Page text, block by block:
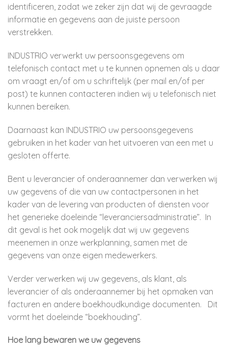
identificeren, zodat we zeker zijn dat wij de gevraagde
informatie en gegevens aan de juiste persoon
verstrekken.
INDUSTRIO verwerkt uw persoonsgegevens om
telefonisch contact met u te kunnen opnemen als u daar
om vraagt en/of om u schriftelijk (per mail en/of per
post) te kunnen contacteren indien wij u telefonisch niet
kunnen bereiken.
Daarnaast kan INDUSTRIO uw persoonsgegevens
gebruiken in het kader van het uitvoeren van een met u
gesloten offerte.
Bent u leverancier of onderaannemer dan verwerken wij
uw gegevens of die van uw contactpersonen in het
kader van de levering van producten of diensten voor
het generieke doeleinde “leveranciersadministratie”. In
dit geval is het ook mogelijk dat wij uw gegevens
meenemen in onze werkplanning, samen met de
gegevens van onze eigen medewerkers.
Verder verwerken wij uw gegevens, als klant, als
leverancier of als onderaannemer bij het opmaken van
facturen en andere boekhoudkundige documenten. Dit
vormt het doeleinde “boekhouding”.
Hoe lang bewaren we uw gegevens